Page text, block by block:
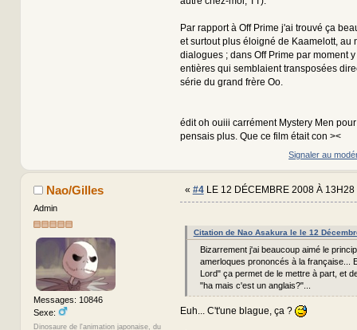
Par rapport à Off Prime j'ai trouvé ça
et surtout plus éloigné de Kaamelott, au
dialogues ; dans Off Prime par moment
entières qui semblaient transposées
série du grand frère Oo.
édit oh ouiii carrément Mystery Men
pensais plus. Que ce film était con ><
Signaler au
Nao/Gilles
Admin
Messages: 10846
Sexe:
Dinosaure de l'animation japonaise, du
« #4LE 12 DÉCEMBRE 2008 À 13H28
Citation de Nao Asakura le le 12
Bizarrement j'ai beaucoup aimé le
amerloques prononcés à la française...
Lord" ça permet de le mettre à part, et
"ha mais c'est un anglais?"...
Euh... C't'une blague, ça ?